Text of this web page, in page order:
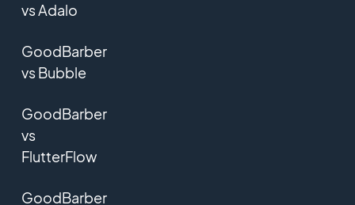
vs Adalo
GoodBarber
vs Bubble
GoodBarber
vs
FlutterFlow
GoodBarber